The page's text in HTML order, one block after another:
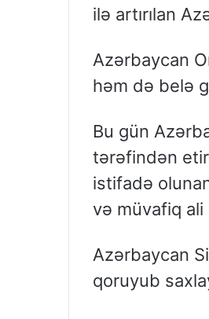
ilə artırılan
Azərbaycan
həm də belə
Bu gün
tərəfindən
istifadə
və müvafiq
Azərbaycan
qoruyub